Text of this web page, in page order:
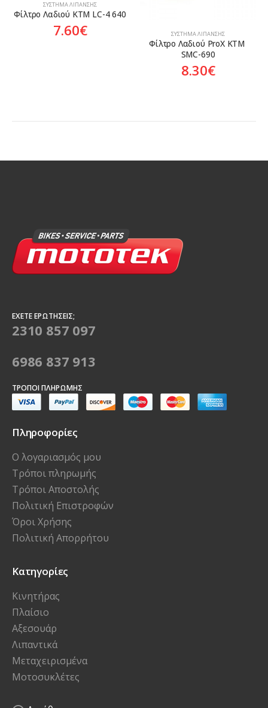
ΣΎΣΤΗΜΑ ΛΊΠΑΝΣΗΣ
Φίλτρο Λαδιού KTM LC-4 640
7.60€ ΣΎΣΤΗΜΑ ΛΊΠΑΝΣΗΣ
Φίλτρο Λαδιού ProX KTM
SMC-690
8.30€
ΈΧΕΤΕ ΕΡΩΤΉΣΕΙΣ;
2310 857 097
6986 837 913
ΤΡΌΠΟΙ ΠΛΗΡΩΜΉΣ
Πληροφορίες
Ο λογαριασμός μου
Τρόποι πληρωμής
Τρόποι Αποστολής
Πολιτική Επιστροφών
Όροι Χρήσης
Πολιτική Απορρήτου
Κατηγορίες
Κινητήρας
Πλαίσιο
Αξεσουάρ
Λιπαντικά
Μεταχειρισμένα
Μοτοσυκλέτες